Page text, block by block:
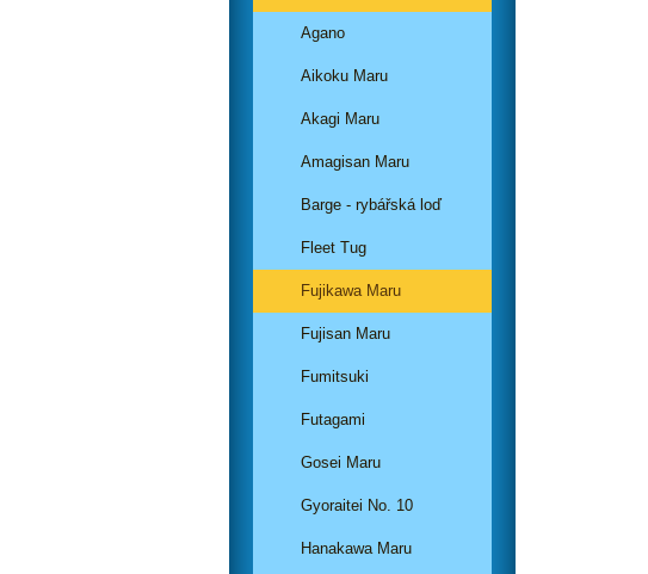
Agano
Aikoku Maru
Akagi Maru
Amagisan Maru
Barge - rybářská loď
Fleet Tug
Fujikawa Maru
Fujisan Maru
Fumitsuki
Futagami
Gosei Maru
Gyoraitei No. 10
Hanakawa Maru